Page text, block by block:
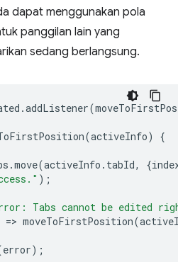
dapat menggunakan pola
panggilan lain yang
sedang berlangsung.
.addListener(
(activeInfo)
{
.move(activeInfo . tabId, {
);
Tabs cannot be edited
=> moveToFirstPosition(
error);